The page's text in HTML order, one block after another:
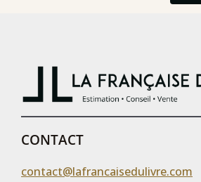
CONTACT
contact@lafrancaisedulivre.com